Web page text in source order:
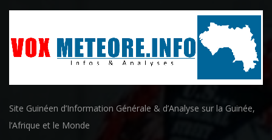
Site Guinéen d’Information Générale & d’Analyse sur la Guinée,
l’Afrique et le Monde